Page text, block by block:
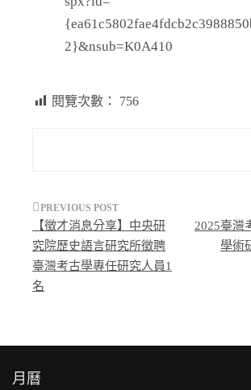
2}&nsub=K0A410
閱覽次數： 756
文
章
導
【徵才消息分享】中央研
究院歷史語言研究所徵聘
臺灣考古學專任研究人員1
名
2025臺灣
學術
月曆